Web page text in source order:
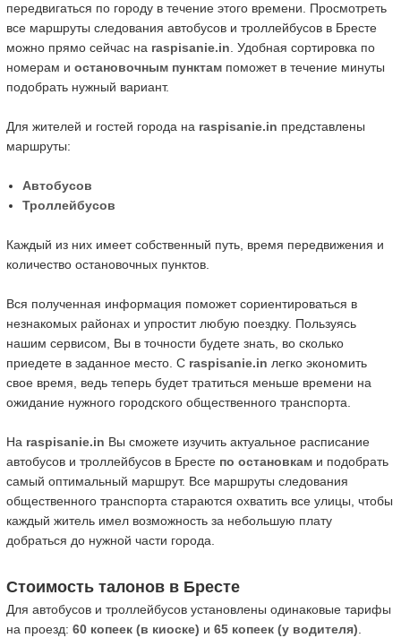
передвигаться по городу в течение этого времени. Просмотреть
все маршруты следования автобусов и троллейбусов в Бресте
можно прямо сейчас на raspisanie.in. Удобная сортировка по
номерам и остановочным пунктам поможет в течение минуты
подобрать нужный вариант.
Для жителей и гостей города на raspisanie.in представлены
маршруты:
Автобусов
Троллейбусов
Каждый из них имеет собственный путь, время передвижения и
количество остановочных пунктов.
Вся полученная информация поможет сориентироваться в
незнакомых районах и упростит любую поездку. Пользуясь
нашим сервисом, Вы в точности будете знать, во сколько
приедете в заданное место. С raspisanie.in легко экономить
свое время, ведь теперь будет тратиться меньше времени на
ожидание нужного городского общественного транспорта.
На raspisanie.in Вы сможете изучить актуальное расписание
автобусов и троллейбусов в Бресте по остановкам и подобрать
самый оптимальный маршрут. Все маршруты следования
общественного транспорта стараются охватить все улицы, чтобы
каждый житель имел возможность за небольшую плату
добраться до нужной части города.
Стоимость талонов в Бресте
Для автобусов и троллейбусов установлены одинаковые тарифы
на проезд: 60 копеек (в киоске) и 65 копеек (у водителя)